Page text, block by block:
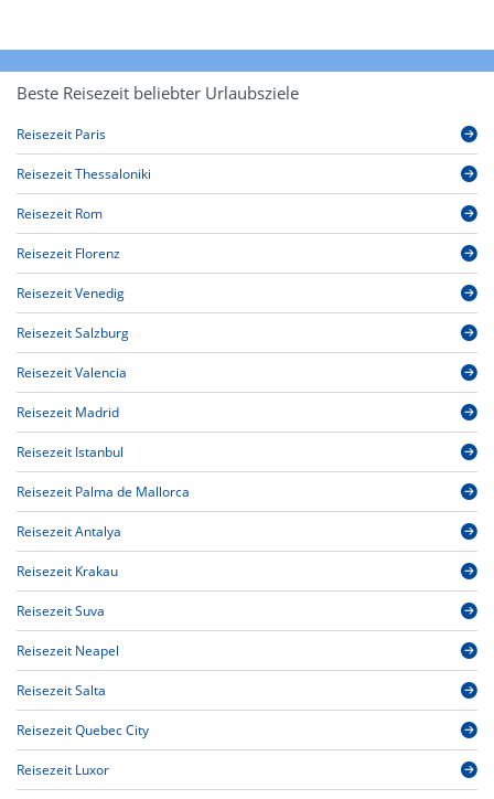
Beste Reisezeit beliebter Urlaubsziele
Reisezeit Paris
Reisezeit Thessaloniki
Reisezeit Rom
Reisezeit Florenz
Reisezeit Venedig
Reisezeit Salzburg
Reisezeit Valencia
Reisezeit Madrid
Reisezeit Istanbul
Reisezeit Palma de Mallorca
Reisezeit Antalya
Reisezeit Krakau
Reisezeit Suva
Reisezeit Neapel
Reisezeit Salta
Reisezeit Quebec City
Reisezeit Luxor